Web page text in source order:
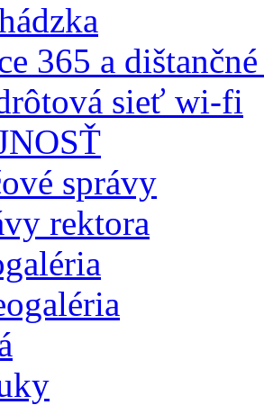
365 a
sieť wi-fi
správy
rektora